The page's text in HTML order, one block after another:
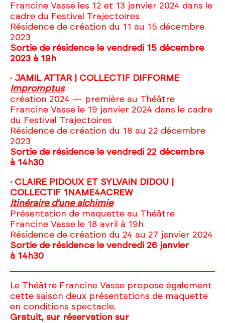
Francine Vasse les 12 et 13 janvier 2024 dans le
cadre du Festival Trajectoires
Résidence de création du 11 au 15 décembre
2023
Sortie de résidence le vendredi 15 décembre
2023 à 19h
· JAMIL ATTAR | COLLECTIF DIFFORME
Impromptus
création 2024 — première au Théâtre
Francine Vasse le 19 janvier 2024 dans le cadre
du Festival Trajectoires
Résidence de création du 18 au 22 décembre
2023
Sortie de résidence le vendredi 22 décembre
à 14h30
· CLAIRE PIDOUX ET SYLVAIN DIDOU |
COLLECTIF 1NAME4ACREW
Itinéraire d'une alchimie
Présentation de maquette au Théâtre
Francine Vasse le 18 avril à 19h
Résidence de création du 24 au 27 janvier 2024
Sortie de résidence le vendredi 26 janvier
à 14h30
Le Théâtre Francine Vasse propose également
cette saison deux présentations de maquette
en conditions spectacle.
Gratuit, sur réservation sur